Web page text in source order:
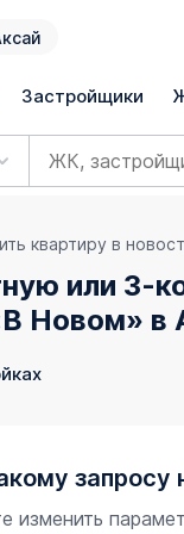
Застройщики
квартиру в
или 3-
Новом» в
запросу
изменить